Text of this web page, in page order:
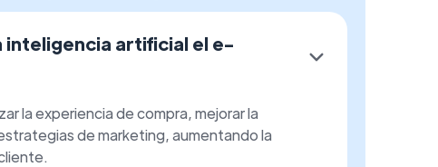
artificial el e-
la experiencia de compra, mejorar la
de marketing, aumentando la